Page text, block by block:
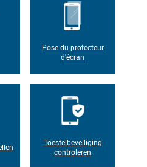
Pose du protecteur
d'écran
Toestelbeveiliging
controleren